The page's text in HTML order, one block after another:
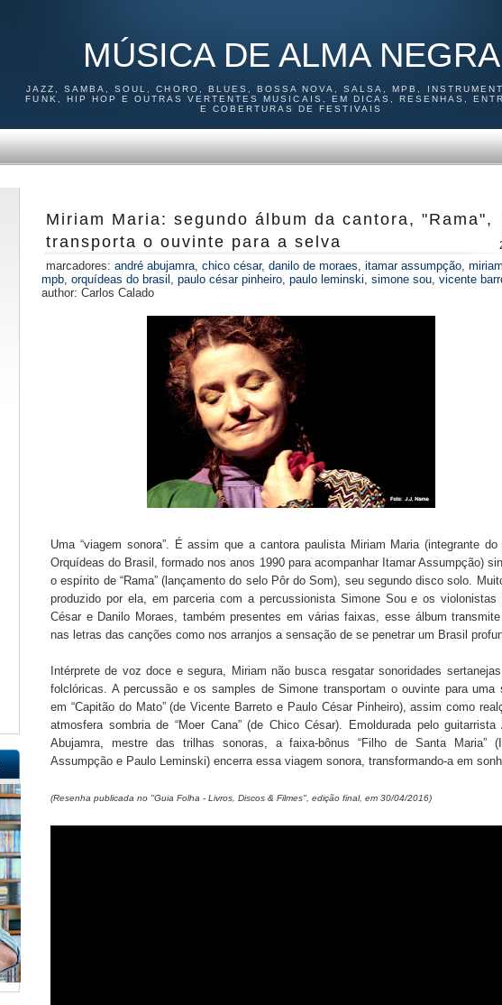
MÚSICA DE ALMA NEGRA
JAZZ, SAMBA, SOUL, CHORO, BLUES, BOSSA NOVA, SALSA, MPB,
FUNK, HIP HOP E OUTRAS VERTENTES MUSICAIS, EM DICAS, RESENHAS,
E COBERTURAS DE FESTIVAIS
Miriam Maria: segundo álbum da cantora, "Rama",
transporta o ouvinte para a selva
marcadores: andré abujamra, chico césar, danilo de moraes, itamar assumpção,
mpb, orquídeas do brasil , paulo césar pinheiro, paulo leminski, simone sou, vicente
author: Carlos Calado
Uma “viagem sonora”. É assim que a cantora paulista Miriam Maria (integrante do
Orquídeas do Brasil, formado nos anos 1990 para acompanhar Itamar Assumpção)
o espírito de “Rama” (lançamento do selo Pôr do Som), seu segundo disco solo.
produzido por ela, em parceria com a percussionista Simone Sou e os violonistas
César e Danilo Moraes, também presentes em várias faixas, esse álbum
nas letras das canções como nos arranjos a sensação de se penetrar um Brasil
Intérprete de voz doce e segura, Miriam não busca resgatar sonoridades
folclóricas. A percussão e os samples de Simone transportam o ouvinte para uma
em “Capitão do Mato” (de Vicente Barreto e Paulo César Pinheiro), assim como
atmosfera sombria de “Moer Cana” (de Chico César). Emoldurada pelo guitarrista
Abujamra, mestre das trilhas sonoras, a faixa-bônus “Filho de Santa Maria”
Assumpção e Paulo Leminski) encerra essa viagem sonora, transformando-a em
(Resenha publicada no "Guia Folha - Livros, Discos & Filmes", edição final, em 30/04/2016)